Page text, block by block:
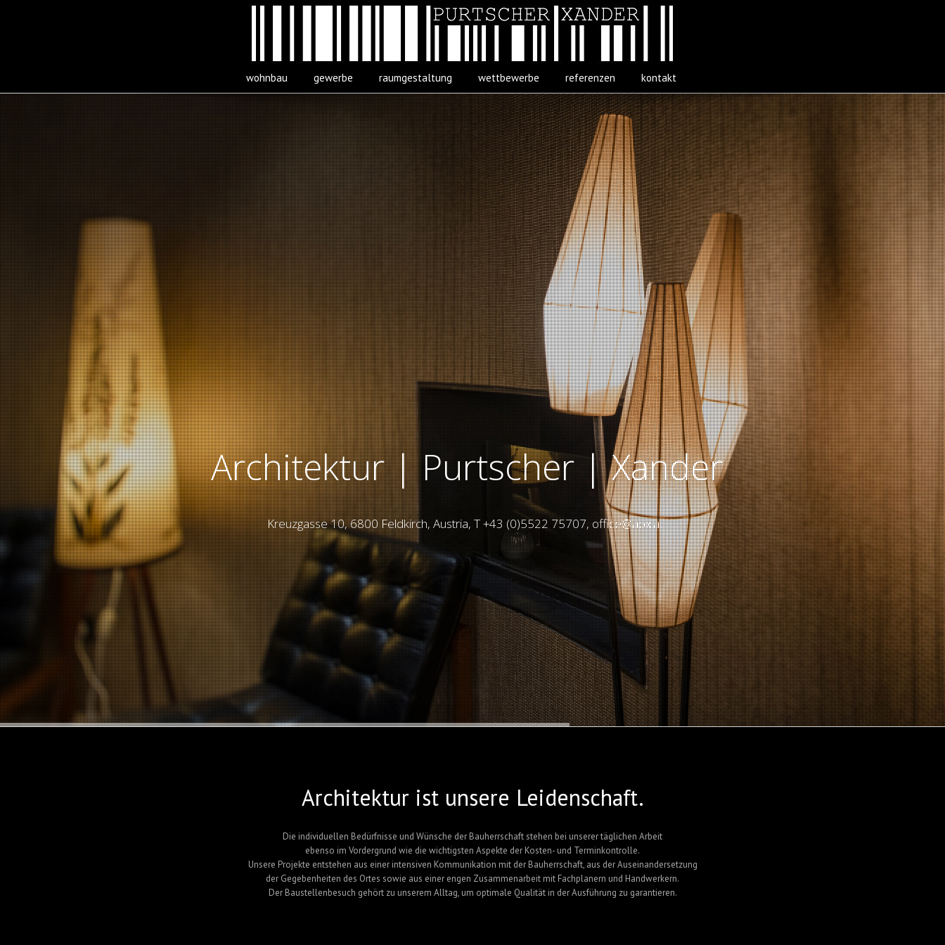
wohnbau gewerbe raumgestaltung wettbewerbe referenzen kontakt
Architektur | Purtscher | Xander
Kreuzgasse 10, 6800 Feldkirch, Austria, T +43 (0)5522 75707, office@apx.at
Architektur ist unsere Leidenschaft.
Die individuellen Bedürfnisse und Wünsche der Bauherrschaft stehen bei unserer täglichen Arbeit
ebenso im Vordergrund wie die wichtigsten Aspekte der Kosten- und Terminkontrolle.
Unsere Projekte entstehen aus einer intensiven Kommunikation mit der Bauherrschaft, aus der Auseinandersetzung
der Gegebenheiten des Ortes sowie aus einer engen Zusammenarbeit mit Fachplanern und Handwerkern.
Der Baustellenbesuch gehört zu unserem Alltag, um optimale Qualität in der Ausführung zu garantieren.